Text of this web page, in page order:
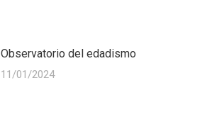
Observatorio del edadismo
11/01/2024